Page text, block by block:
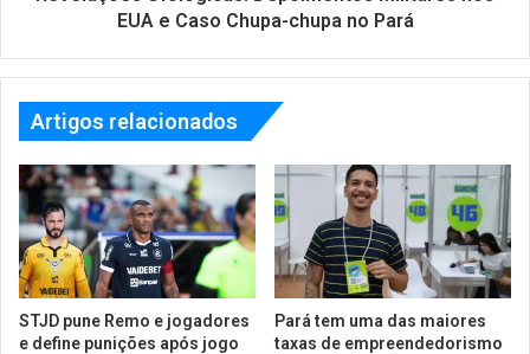
EUA e Caso Chupa-chupa no Pará
Artigos relacionados
STJD pune Remo e jogadores
e define punições após jogo
Pará tem uma das maiores
taxas de empreendedorismo